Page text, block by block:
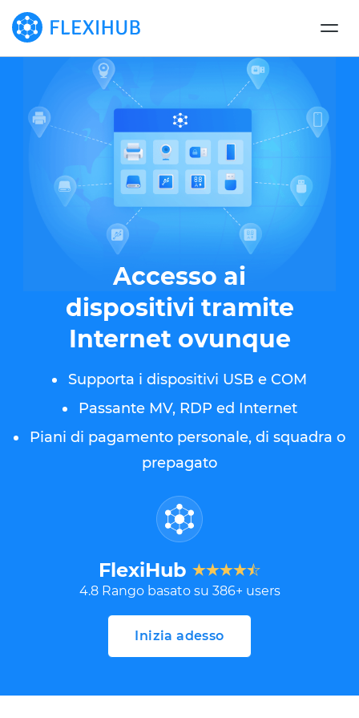
Accesso ai
dispositivi tramite
Internet ovunque
Supporta i dispositivi USB e COM
Passante MV, RDP ed Internet
Piani di pagamento personale, di squadra o
prepagato
FlexiHub
4.8 Rango basato su 386+ users
Inizia adesso